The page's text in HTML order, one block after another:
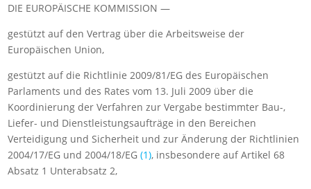
DIE EUROPÄISCHE KOMMISSION —
gestützt auf den Vertrag über die Arbeitsweise der
Europäischen Union,
gestützt auf die Richtlinie 2009/81/EG des Europäischen
Parlaments und des Rates vom 13. Juli 2009 über die
Koordinierung der Verfahren zur Vergabe bestimmter Bau-,
Liefer- und Dienstleistungsaufträge in den Bereichen
Verteidigung und Sicherheit und zur Änderung der Richtlinien
2004/17/EG und 2004/18/EG(1), insbesondere auf Artikel 68
Absatz 1 Unterabsatz 2,